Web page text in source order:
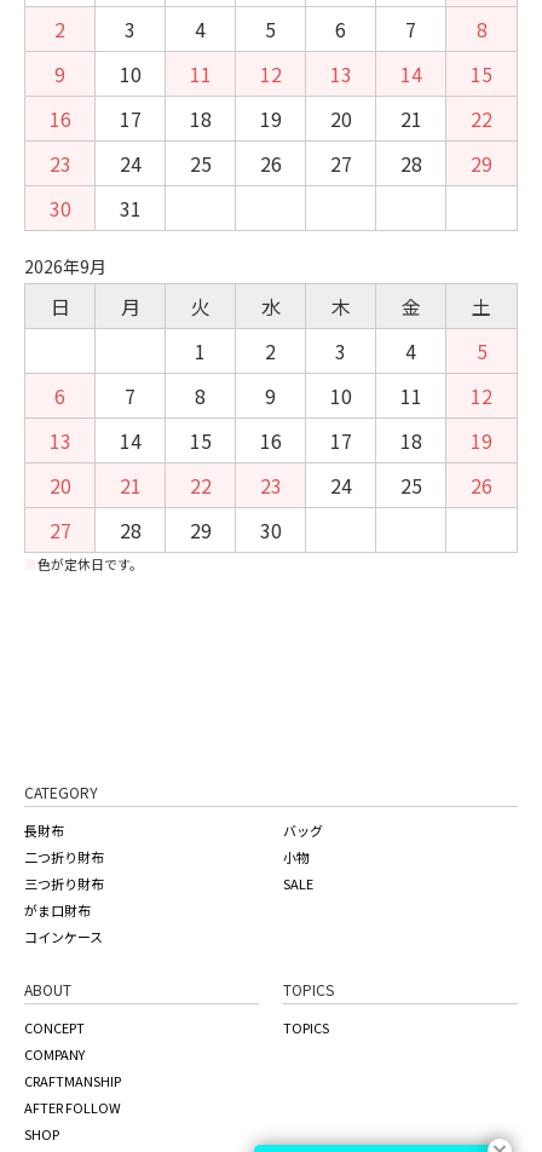
2
3 4 5 6 7
8
9
10 11 12 13 14
15
16
17 18 19 20 21
22
23
24 25 26 27 28
29
30
31
2026年9月
日 月 火 水 木 金
土
1
2 3 4
5
6
7 8 9 10 11
12
13
14 15 16 17 18
19
20
21 22 23 24 25
26
27
28 29 30
色が定休日です。
CATEGORY
長財布
二つ折り財布
三つ折り財布
がま口財布
コインケース
バッグ
小物
SALE
ABOUT
CONCEPT
COMPANY
CRAFTMANSHIP
AFTER FOLLOW
SHOP
TOPICS
TOPICS